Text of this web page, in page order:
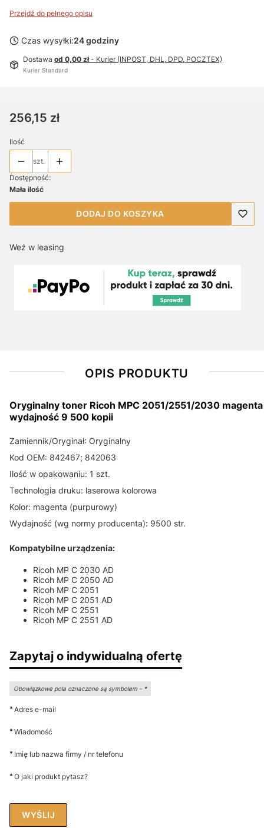
Przejdź do pełnego opisu
Czas wysyłki:24 godziny
Dostawa od 0,00 zł- Kurier (INPOST, DHL, DPD, POCZTEX)
Kurier Standard
Cena
256,15 zł
Ilość
szt.
Dostępność:
Mała ilość
DODAJ DO KOSZYKA
Weź w leasing
OPIS PRODUKTU
Oryginalny toner Ricoh MPC 2051/2551/2030 magenta
wydajność 9 500 kopii
Zamiennik/Oryginał: Oryginalny
Kod OEM: 842467; 842063
Ilość w opakowaniu: 1 szt.
Technologia druku: laserowa kolorowa
Kolor: magenta (purpurowy)
Wydajność (wg normy producenta): 9500 str.
Kompatybilne urządzenia:
Ricoh MP C 2030 AD
Ricoh MP C 2050 AD
Ricoh MP C 2051
Ricoh MP C 2051 AD
Ricoh MP C 2551
Ricoh MP C 2551 AD
Zapytaj o indywidualną ofertę
Obowiązkowe pola oznaczone są symbolem - *
*Adres e-mail
*Wiadomość
* Imię lub nazwa firmy / nr telefonu
*O jaki produkt pytasz?
WYŚLIJ